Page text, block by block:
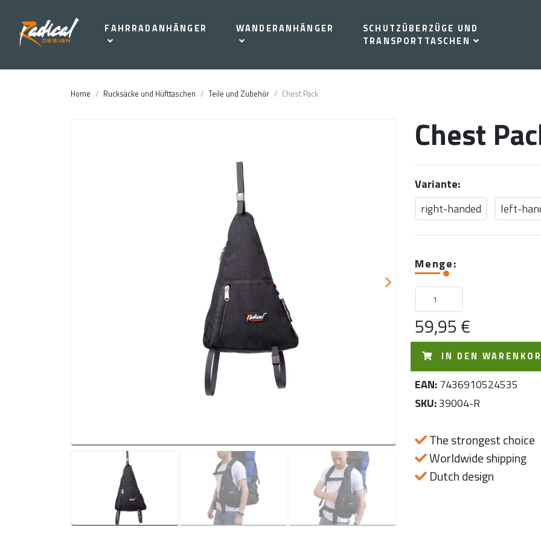
FAHRRADANHÄNGER WANDERANHÄNGER
SCHUTZÜBERZÜGE UND
TRANSPORTTASCHEN
Home Rucksäcke und Hüfttaschen Teile und Zubehör Chest Pack
Next
Chest
Variante:
right-handed
left-
Menge:
59,95 €
IN DEN
EAN:7436910524535
SKU:39004-R
The strongest choice
Worldwide shipping
Dutch design